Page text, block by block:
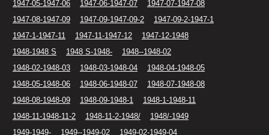
1947-05-1947-06
1947-06-1947-07
1947-07-1947-08
1947-08-1947-09
1947-09-1947-09-2
1947-09-2-1947-1
1947-1-1947-11
1947-11-1947-12
1947-12-1948
1948-1948 S
1948 S-1948-
1948--1948-02
1948-02-1948-03
1948-03-1948-04
1948-04-1948-05
1948-05-1948-06
1948-06-1948-07
1948-07-1948-08
1948-08-1948-09
1948-09-1948-1
1948-1-1948-11
1948-11-1948-11-2
1948-11-2-1948/
1948/-1949
1949-1949-
1949--1949-02
1949-02-1949-04